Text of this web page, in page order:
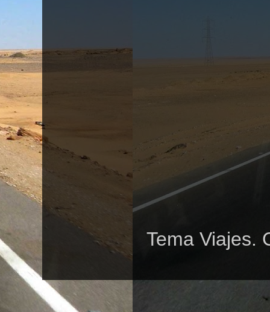
Tema Viajes.